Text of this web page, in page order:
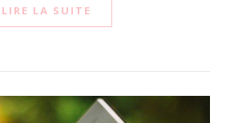
LIRE LA SUITE